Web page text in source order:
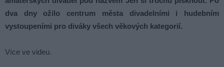
dva dny ožilo centrum města divadelními i hudebním
vystoupeními pro diváky všech věkových kategorií.
Více ve videu.